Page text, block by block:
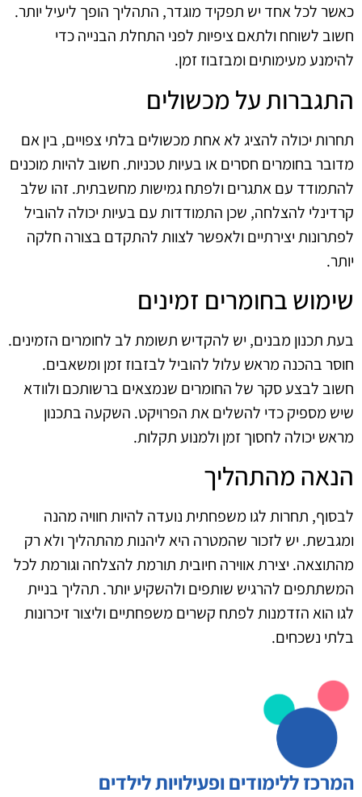
כאשר לכל אחד יש תפקיד מוגדר, התהליך הופך ליעיל יותר.
חשוב לשוחח ולתאם ציפיות לפני התחלת הבנייה כדי
להימנע מעימותים ומבזבוז זמן.
התגברות על מכשולים
תחרות יכולה להציג לא אחת מכשולים בלתי צפויים, בין אם
מדובר בחומרים חסרים או בעיות טכניות. חשוב להיות מוכנים
להתמודד עם אתגרים ולפתח גמישות מחשבתית. זהו שלב
קרדינלי להצלחה, שכן התמודדות עם בעיות יכולה להוביל
לפתרונות יצירתיים ולאפשר לצוות להתקדם בצורה חלקה
יותר.
שימוש בחומרים זמינים
בעת תכנון מבנים, יש להקדיש תשומת לב לחומרים הזמינים.
חוסר בהכנה מראש עלול להוביל לבזבוז זמן ומשאבים.
חשוב לבצע סקר של החומרים שנמצאים ברשותכם ולוודא
שיש מספיק כדי להשלים את הפרויקט. השקעה בתכנון
מראש יכולה לחסוך זמן ולמנוע תקלות.
הנאה מהתהליך
לבסוף, תחרות לגו משפחתית נועדה להיות חוויה מהנה
ומגבשת. יש לזכור שהמטרה היא ליהנות מהתהליך ולא רק
מהתוצאה. יצירת אווירה חיובית תורמת להצלחה וגורמת לכל
המשתתפים להרגיש שותפים ולהשקיע יותר. תהליך בניית
לגו הוא הזדמנות לפתח קשרים משפחתיים וליצור זיכרונות
בלתי נשכחים.
המרכז ללימודים ופעילויות לילדים